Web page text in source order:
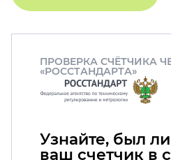
ПРОВЕРКА СЧЁТЧИКА
«РОССТАНДАРТА»
Узнайте, был
ваш счетчик в